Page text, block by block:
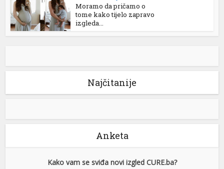
Moramo da pričamo o
tome kako tijelo zapravo
izgleda...
Najčitanije
Anketa
Kako vam se sviđa novi izgled CURE.ba?